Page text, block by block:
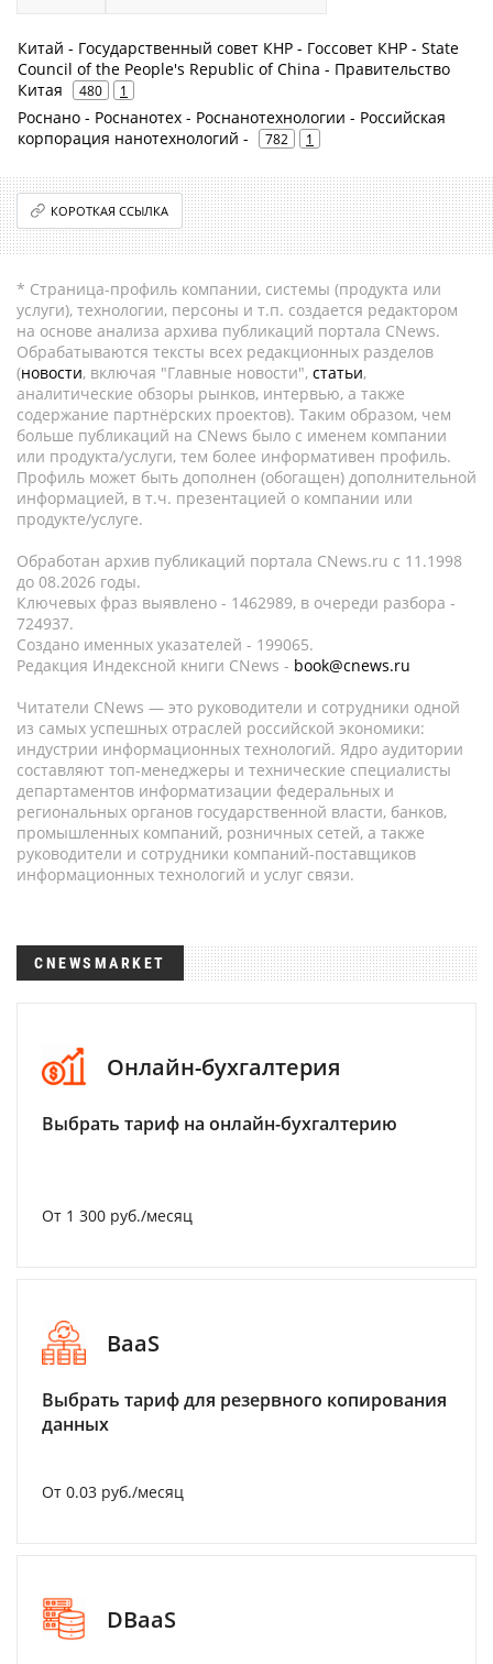
Китай - Государственный совет КНР - Госсовет КНР - State
Council of the People's Republic of China - Правительство
Китая
480 1
Роснано - Роснанотех - Роснанотехнологии - Российская
корпорация нанотехнологий -
782 1
КОРОТКАЯ ССЫЛКА
* Страница-профиль компании, системы (продукта или
услуги), технологии, персоны и т.п. создается редактором
на основе анализа архива публикаций портала CNews.
Обрабатываются тексты всех редакционных разделов
(новости, включая "Главные новости", статьи,
аналитические обзоры рынков, интервью, а также
содержание партнёрских проектов). Таким образом, чем
больше публикаций на CNews было с именем компании
или продукта/услуги, тем более информативен профиль.
Профиль может быть дополнен (обогащен) дополнительной
информацией, в т.ч. презентацией о компании или
продукте/услуге.
Обработан архив публикаций портала CNews.ru c 11.1998
до 08.2026 годы.
Ключевых фраз выявлено - 1462989, в очереди разбора -
724937.
Создано именных указателей - 199065.
Редакция Индексной книги CNews - book@cnews.ru
Читатели CNews — это руководители и сотрудники одной
из самых успешных отраслей российской экономики:
индустрии информационных технологий. Ядро аудитории
составляют топ-менеджеры и технические специалисты
департаментов информатизации федеральных и
региональных органов государственной власти, банков,
промышленных компаний, розничных сетей, а также
руководители и сотрудники компаний-поставщиков
информационных технологий и услуг связи.
CNEWSMARKET
Онлайн-бухгалтерия
Выбрать тариф на онлайн-бухгалтерию
От 1 300 руб./месяц
BaaS
Выбрать тариф для резервного копирования
данных
От 0.03 руб./месяц
DBaaS